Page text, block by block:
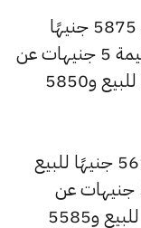
وسجل سعر عيار 22 ارتفاعًا ليصل إلى 5875 جنيهًا
للبيع و5855 جنيهًا للشراء، مرتفعًا بقيمة 5 جنيهات عن
السعر السابق الذي كان 5870 جنيهًا للبيع و5850
وشهد سعر عيار 21 ارتفاعًا ليصبح 5610 جنيهًا للبيع
و5590 جنيهًا للشراء، بزيادة قدرها 5 جنيهات عن
السعر السابق الذي بلغ 5605 جنيهًا للبيع و5585